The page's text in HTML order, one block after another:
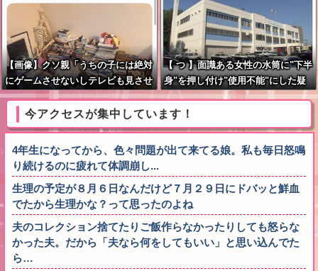
【画像】クソ親「うちの子には絶対
にゲームさせないしテレビも見させ
ない！！！！！」
【 つ 】面識ある女性の水筒に"下半
身"を押し付け"使用不能"にした疑
い 66歳男を「器物損壊」容疑で逮
捕 札幌市
今アクセスが集中しています！
4年生になってから、色々問題が出て来てる娘。私も毎日怒鳴
り続けるのに疲れて体調崩し...
生理の予定が８月６日なんだけど７月２９日にドバッと鮮血
でたから生理かな？って思ったのよね
夫のコレクション捨てたりご飯作らなかったりしても怒らな
かった夫。だから「夫なら何をしてもいい」と思い込んでた
ら…